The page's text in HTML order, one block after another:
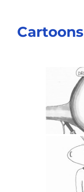
Cartoons